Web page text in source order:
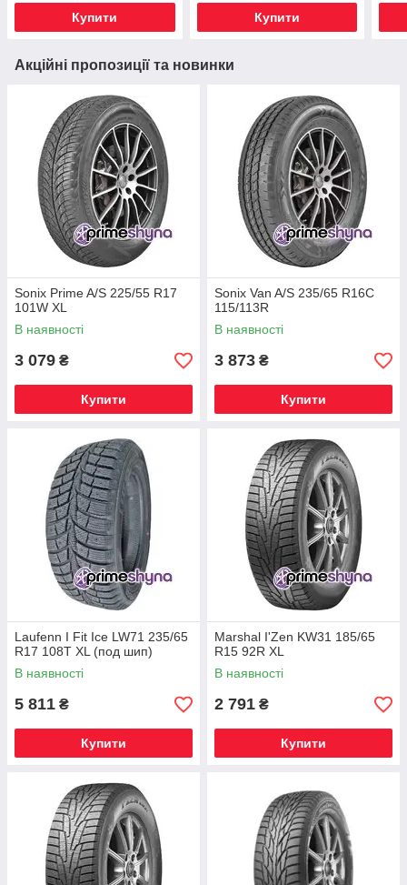
Купити Купити
Акційні пропозиції та новинки
Sonix Prime A/S 225/55 R17
101W XL
В наявності
3 079 ₴
Купити
Sonix Van A/S 235/65 R16C
115/113R
В наявності
3 873 ₴
Купити
Laufenn I Fit Ice LW71 235/65
R17 108T XL (под шип)
В наявності
5 811 ₴
Купити
Marshal I'Zen KW31 185/65
R15 92R XL
В наявності
2 791 ₴
Купити